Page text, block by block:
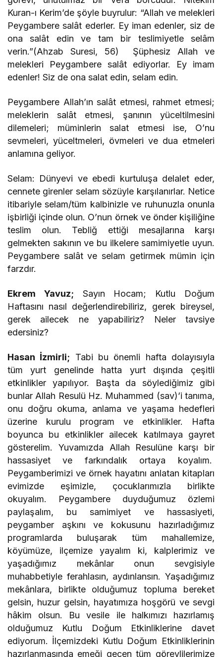
Kuran-ı Kerim’de şöyle buyrulur: “Allah ve melekleri
Peygambere salât ederler. Ey iman edenler, siz de
ona salât edin ve tam bir teslimiyetle selâm
verin.”(Ahzab Suresi, 56) Şüphesiz Allah ve
melekleri Peygambere salât ediyorlar. Ey imam
edenler! Siz de ona salat edin, selam edin.
Peygambere Allah’ın salât etmesi, rahmet etmesi;
meleklerin salât etmesi, şanının yüceltilmesini
dilemeleri; müminlerin salat etmesi ise, O’nu
sevmeleri, yüceltmeleri, övmeleri ve dua etmeleri
anlamına geliyor.
Selam: Dünyevi ve ebedi kurtuluşa delalet eder,
cennete girenler selam sözüyle karşılanırlar. Netice
itibariyle selam/tüm kalbinizle ve ruhunuzla onunla
işbirliği içinde olun. O’nun örnek ve önder kişiliğine
teslim olun. Tebliğ ettiği mesajlarına karşı
gelmekten sakının ve bu ilkelere samimiyetle uyun.
Peygambere salât ve selam getirmek mümin için
farzdır.
Ekrem Yavuz; Sayın Hocam; Kutlu Doğum
Haftasını nasıl değerlendirebiliriz, gerek bireysel,
gerek ailecek ne yapabiliriz? Neler tavsiye
edersiniz?
Hasan İzmirli; Tabi bu önemli hafta dolayısıyla
tüm yurt genelinde hatta yurt dışında çeşitli
etkinlikler yapılıyor. Başta da söylediğimiz gibi
bunlar Allah Resulü Hz. Muhammed (sav)’i tanıma,
onu doğru okuma, anlama ve yaşama hedefleri
üzerine kurulu program ve etkinlikler. Hafta
boyunca bu etkinlikler ailecek katılmaya gayret
gösterelim. Yuvamızda Allah Resulüne karşı bir
hassasiyet ve farkındalık ortaya koyalım.
Peygamberimizi ve örnek hayatını anlatan kitapları
evimizde eşimizle, çocuklarımızla birlikte
okuyalım. Peygambere duyduğumuz özlemi
paylaşalım, bu samimiyet ve hassasiyeti,
peygamber aşkını ve kokusunu hazırladığımız
programlarda buluşarak tüm mahallemize,
köyümüze, ilçemize yayalım ki, kalplerimiz ve
yaşadığımız mekânlar onun sevgisiyle
muhabbetiyle ferahlasın, aydınlansın. Yaşadığımız
mekânlara, birlikte olduğumuz topluma bereket
gelsin, huzur gelsin, hayatımıza hoşgörü ve sevgi
hâkim olsun. Bu vesile ile halkımızı hazırlamış
olduğumuz Kutlu Doğum Etkinliklerine davet
ediyorum. İlçemizdeki Kutlu Doğum Etkinliklerinin
hazırlanmasında emeği geçen tüm görevlilerimize